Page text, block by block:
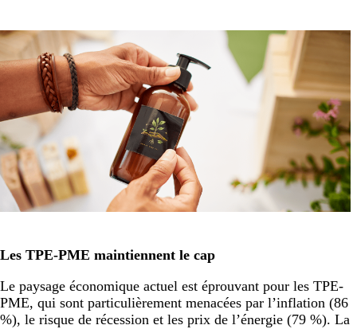
Les TPE-PME maintiennent le cap
Le paysage économique actuel est éprouvant pour les TPE-
PME, qui sont particulièrement menacées par l’inflation (86
%), le risque de récession et les prix de l’énergie (79 %). La